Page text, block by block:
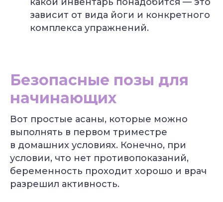
зависит от вида йоги и конкретного
комплекса упражнений.
Безопасные позы для
начинающих
Вот простые асаны, которые можно
выполнять в первом триместре
в домашних условиях. Конечно, при
условии, что нет противопоказаний,
беременность проходит хорошо и врач
разрешил активность.